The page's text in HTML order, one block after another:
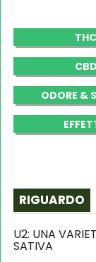
THC
CBD
ODORE &
RIGUARDO
U2: UNA
SATIVA